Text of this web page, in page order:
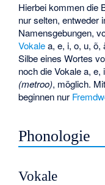
Hierbei kommen die
nur selten, entweder
Namensgebungen,
Vokalea, e, i, o, u, õ,
Silbe eines Wortes
noch die Vokale a,
(metroo), möglich.
beginnen nur
Phonologie
Vokale